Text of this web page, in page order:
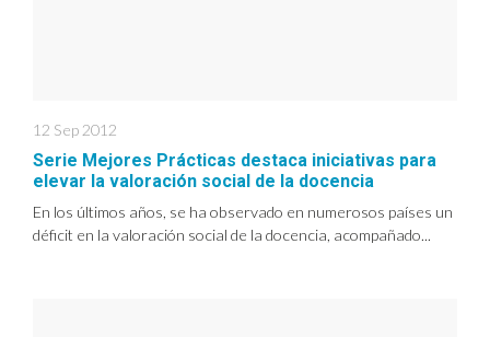
12 Sep 2012
Serie Mejores Prácticas destaca iniciativas para
elevar la valoración social de la docencia
En los últimos años, se ha observado en numerosos países un
déficit en la valoración social de la docencia, acompañado...